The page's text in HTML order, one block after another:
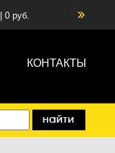
0руб.
КОНТАКТЫ